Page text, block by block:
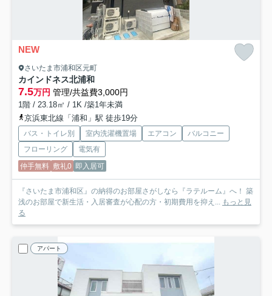
NEW
さいたま市浦和区元町
カインドネス北浦和
7.5万円 管理/共益費3,000円
1階 / 23.18㎡ / 1K /築1年未満
京浜東北線「浦和」駅 徒歩19分
バス・トイレ別 室内洗濯機置場 エアコン
バルコニー
フローリング
電気有
仲手無料 敷礼0 即入居可
『さいたま市浦和区』の納得のお部屋さがしなら『ラテルーム』へ！ 築
浅のお部屋で新生活・入居審査が心配の方・初期費用を抑え... もっと見
る
アパート